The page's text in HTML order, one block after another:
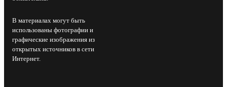
В материалах могут быть
использованы фотографии и
графические изображения из
открытых источников в сети
Интернет.